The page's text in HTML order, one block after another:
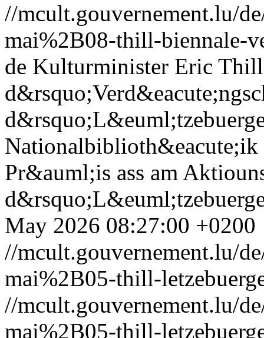
//mcult.gouvernement.lu/
mai%2B08-thill-biennale-
de Kulturminister Eric
Pr&auml;is ass am
May 2026 08:27:00 +0200
//mcult.gouvernement.lu/
mai%2B05-thill-
//mcult.gouvernement.lu/
mai%2B05-thill-